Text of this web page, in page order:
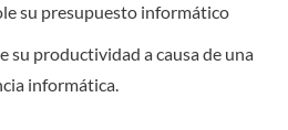
su presupuesto informático
su productividad a causa de una
informática.